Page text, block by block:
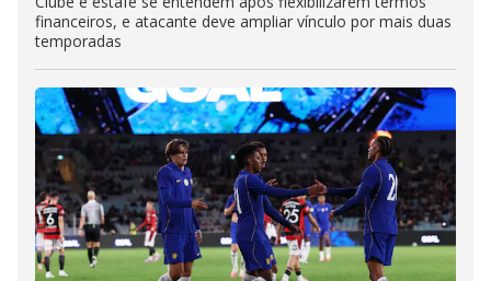
financeiros, e atacante deve ampliar vínculo por mais duas
temporadas